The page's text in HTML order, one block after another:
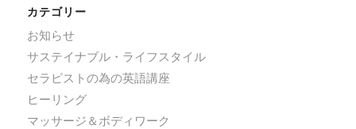
カテゴリー
お知らせ
サステイナブル・ライフスタイル
セラピストの為の英語講座
ヒーリング
マッサージ＆ボディワーク